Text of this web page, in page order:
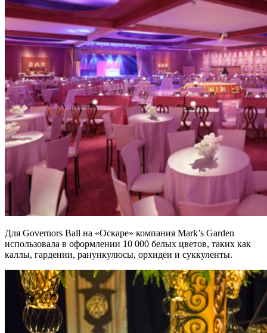
Для Governors Ball на «Оскаре» компания Mark’s Garden
использовала в оформлении 10 000 белых цветов, таких как
каллы, гардении, ранункулюсы, орхидеи и суккуленты.